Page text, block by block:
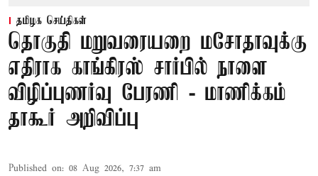
தமிழக செய்திகள்
தொகுதி மறுவரையறை மசோதாவுக்கு
எதிராக காங்கிரஸ் சார்பில் நாளை
விழிப்புணர்வு பேரணி - மாணிக்கம்
தாகூர் அறிவிப்பு
Published on: 08 Aug 2026, 7:37 am